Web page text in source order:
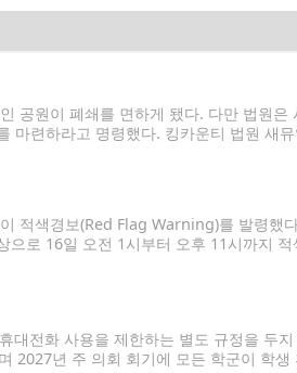
공원이 폐쇄를 면하게 됐다. 다만 법원은
마련하라고 명령했다. 킹카운티 법원 새뮤
적색경보(Red Flag Warning)를 발령했
으로 16일 오전 1시부터 오후 11시까지 적
전화 사용을 제한하는 별도 규정을 두지
2027년 주 의회 회기에 모든 학군이 학생